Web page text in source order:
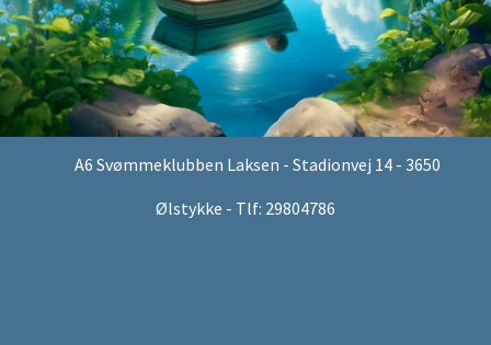
A6 Svømmeklubben Laksen - Stadionvej 14 - 3650
Ølstykke - Tlf: 29804786